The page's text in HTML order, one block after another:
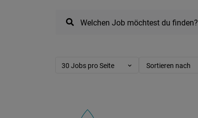
Welchen Job möchtest du finden?
30 Jobs pro Seite Sortieren nach